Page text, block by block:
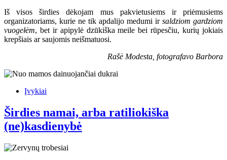
Iš visos širdies dėkojam mus pakvietusiems ir priėmusiems
organizatoriams, kurie ne tik apdalijo medumi ir saldziom gardziom
vuogełėm, bet ir apipylė dzūkiška meile bei rūpesčiu, kurių jokiais
krepšiais ar saujomis neišmatuosi.
Rašė Modesta, fotografavo Barbora
Įvykiai
Širdies namai, arba ratiliokiška
(ne)kasdienybė